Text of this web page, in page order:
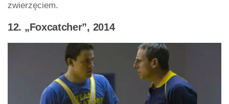
zwierzęciem.
12. „Foxcatcher”, 2014